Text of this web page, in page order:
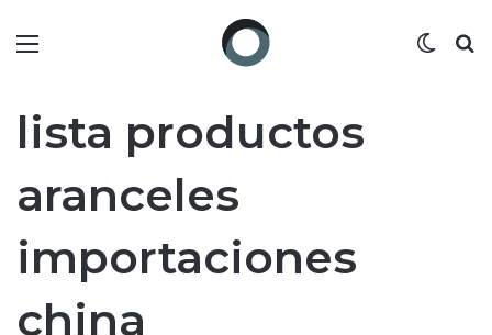
lista productos
aranceles
importaciones
china